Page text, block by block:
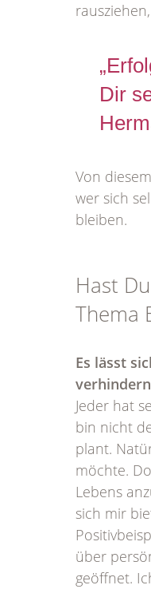
Dir
Von
wer sich
bleiben.
Hast
Thema
Es lässt
Jeder hat
bin nicht
plant.
möchte.
Lebens
sich mir
über
geöffnet.